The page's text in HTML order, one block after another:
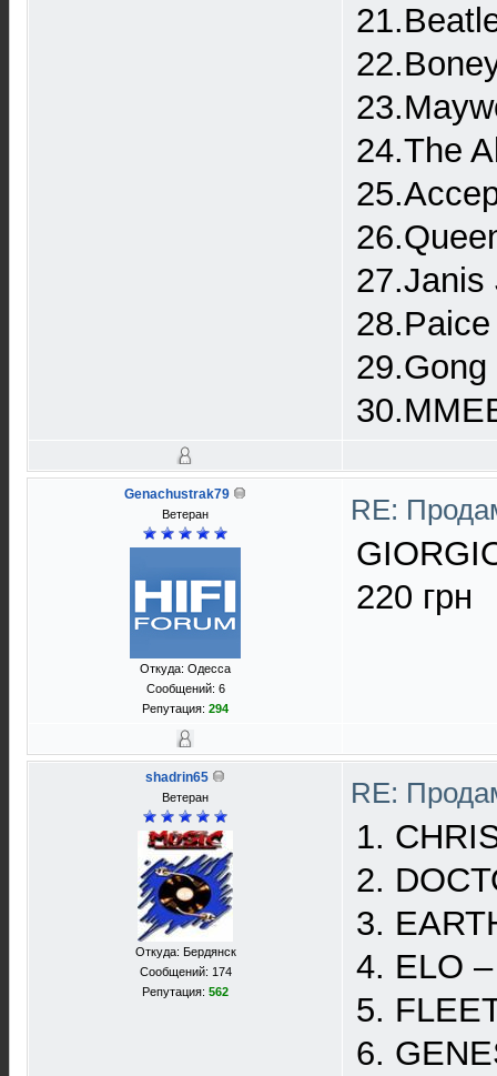
24.The
27.Janis
Genachustrak79
Ветеран
Откуда: Одесса
Сообщений: 6
Репутация: 294
RE:
220 грн
shadrin65
Ветеран
Откуда: Бердянск
Сообщений: 174
Репутация: 562
RE:
1.
2.
3.
4. ELO
5.
6.